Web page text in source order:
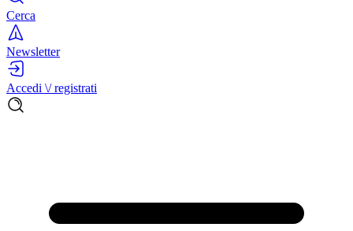
Cerca
Newsletter
Accedi \/ registrati